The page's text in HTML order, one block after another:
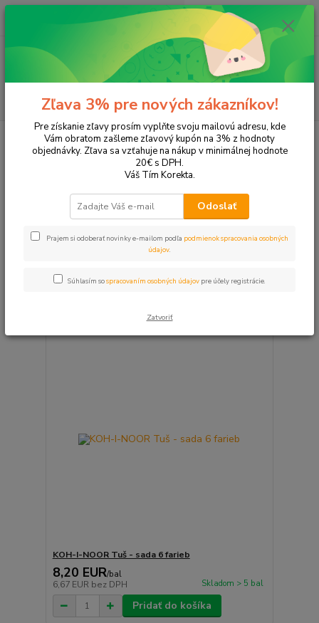
Hľadať
ks
za 0,00 EUR
Písanie a korekcia Náhradné náplne Tuš
Upresniť parametre
Najdrahšie
Zobrazujem 1-2 z 2
KOH-I-NOOR Tuš - sada 6 farieb
8,20 EUR/bal
6,67 EUR bez DPH Skladom > 5 bal
Pridať do košíka
Zľava 3% pre nových zákazníkov!
Pre získanie zľavy prosím vyplňte svoju mailovú adresu, kde
Vám obratom zašleme zľavový kupón na 3% z hodnoty
objednávky. Zľava sa vzťahuje na nákup v minimálnej hodnote
20€ s DPH.
Váš Tím Korekta.
Odoslať
Prajem si odoberať novinky e-mailom podľa podmienok spracovania osobných
údajov.
Súhlasím sospracovaním osobných údajov pre účely registrácie.
Zatvoriť